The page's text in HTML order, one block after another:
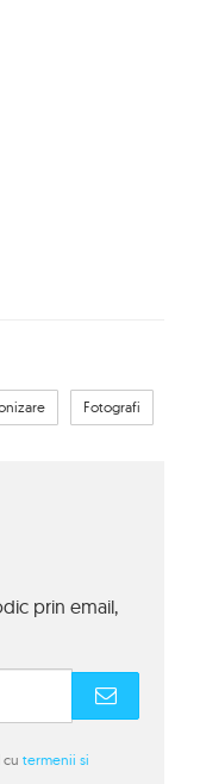
Fotografi
prin email,
cu termenii si